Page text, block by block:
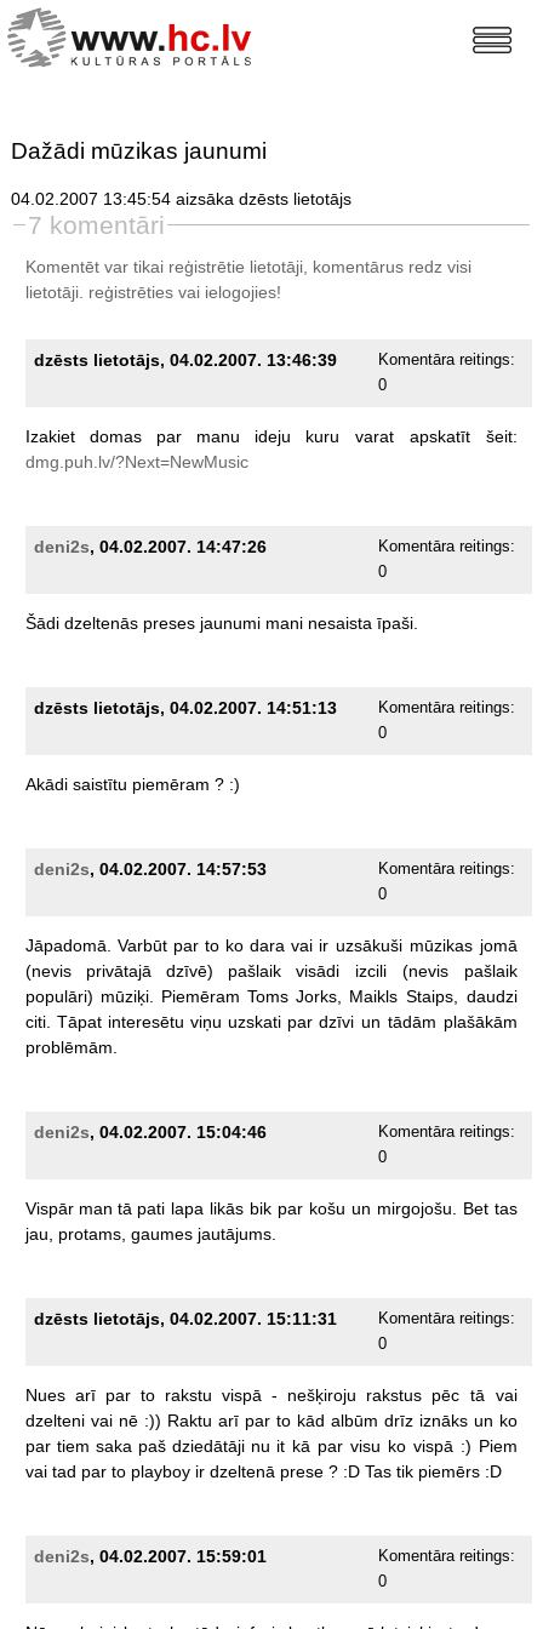
Dažādi mūzikas jaunumi
04.02.2007 13:45:54 aizsāka dzēsts lietotājs
7 komentāri
Komentēt var tikai reģistrētie lietotāji, komentārus redz visi
lietotāji. reģistrētiesvai ielogojies!
dzēsts lietotājs, 04.02.2007. 13:46:39
Komentāra reitings:
0
Izakiet domas par manu ideju kuru varat apskatīt
šeit:
dmg.puh.lv/?Next=NewMusic
deni2s, 04.02.2007. 14:47:26
Komentāra reitings:
0
Šādi dzeltenās preses jaunumi mani nesaista īpaši.
dzēsts lietotājs, 04.02.2007. 14:51:13
Komentāra reitings:
0
Akādi saistītu piemēram ? :)
deni2s, 04.02.2007. 14:57:53
Komentāra reitings:
0
Jāpadomā. Varbūt par to ko dara vai ir uzsākuši mūzikas jomā
(nevis
privātajā dzīvē) pašlaik visādi izcili (nevis
pašlaik
populāri) mūziķi. Piemēram Toms Jorks, Maikls Staips,
daudzi
citi. Tāpat interesētu viņu uzskati par dzīvi un tādām plašākām
problēmām.
deni2s, 04.02.2007. 15:04:46
Komentāra reitings:
0
Vispār man tā pati lapa likās bik par košu un mirgojošu. Bet tas
jau,
protams, gaumes jautājums.
dzēsts lietotājs, 04.02.2007. 15:11:31
Komentāra reitings:
0
Nues arī par to rakstu vispā - nešķiroju rakstus pēc tā
vai
dzelteni vai nē :)) Raktu arī par to kād albūm drīz iznāks un ko
par tiem saka paš dziedātāji nu it kā par visu ko vispā :) Piem
vai tad par to playboy ir dzeltenā prese ? :D Tas tik piemērs :D
deni2s, 04.02.2007. 15:59:01
Komentāra reitings:
0